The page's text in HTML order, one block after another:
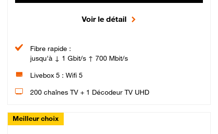
Voir le détail
Fibre rapide :
jusqu'à ↓ 1 Gbit/s ↑ 700 Mbit/s
Livebox 5 : Wifi 5
200 chaînes TV + 1 Décodeur TV UHD
Meilleur choix